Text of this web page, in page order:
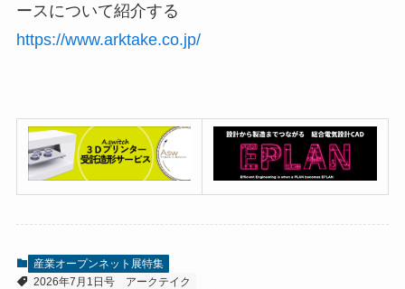
ースについて紹介する
https://www.arktake.co.jp/
産業オープンネット展特集
2026年7月1日号
アークテイク